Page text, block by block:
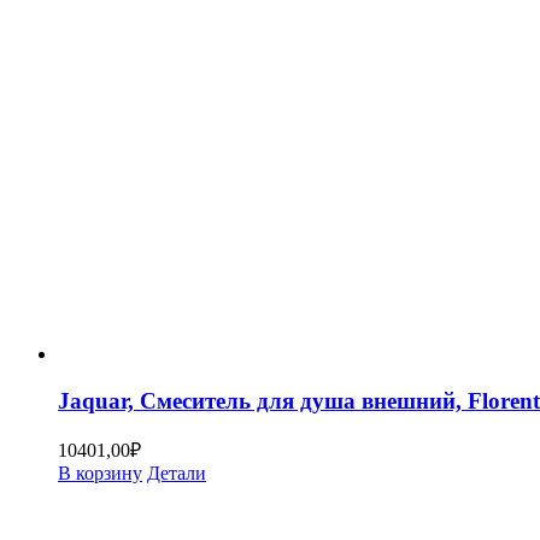
Jaquar, Смеситель для душа внешний,
10401,00₽
В корзину Детали